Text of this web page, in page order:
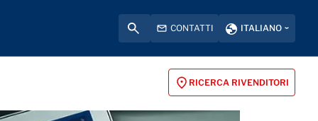
CONTATTI ITALIANO
RICERCA RIVENDITORI